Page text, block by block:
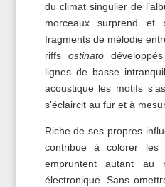
du climat singulier de
morceaux surprend
fragments de mélodie
riffs ostinato
lignes de basse
acoustique les motifs
s’éclaircit au fur et à
Riche de ses propres
contribue à colorer
empruntent autant au
électronique. Sans